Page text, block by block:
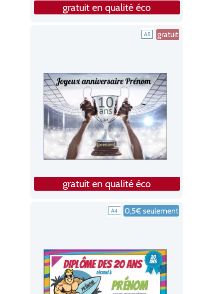
gratuit en qualité éco
gratuit
gratuit en qualité éco
0,5€ seulement